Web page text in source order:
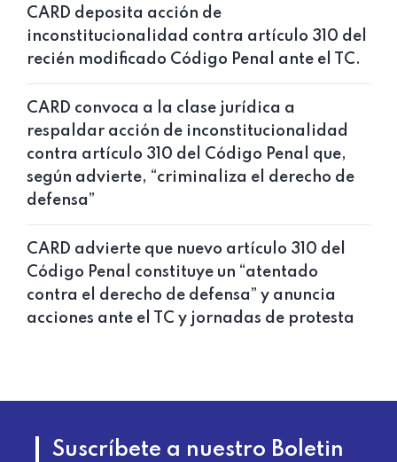
CARD deposita acción de
inconstitucionalidad contra artículo 310 del
recién modificado Código Penal ante el TC.
CARD convoca a la clase jurídica a
respaldar acción de inconstitucionalidad
contra artículo 310 del Código Penal que,
según advierte, “criminaliza el derecho de
defensa”
CARD advierte que nuevo artículo 310 del
Código Penal constituye un “atentado
contra el derecho de defensa” y anuncia
acciones ante el TC y jornadas de protesta
Suscríbete a nuestro Boletin